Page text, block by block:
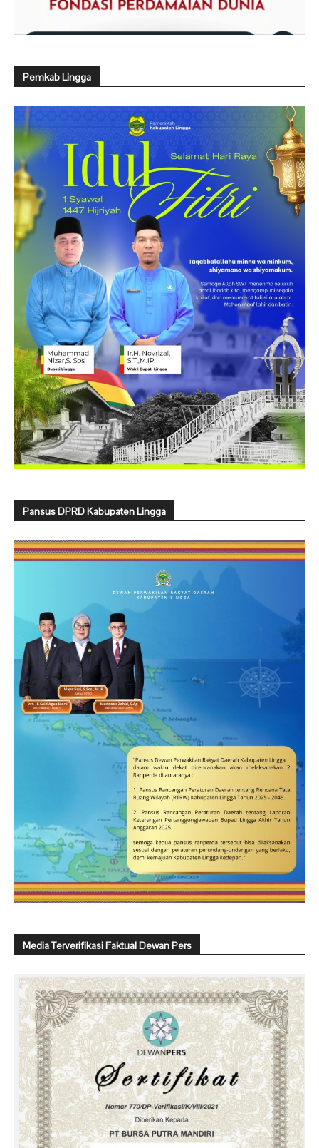
Pemkab Lingga
Pansus DPRD Kabupaten Lingga
Media Terverifikasi Faktual Dewan Pers